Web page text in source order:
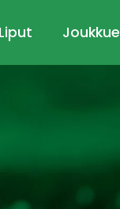
Liput Joukkue